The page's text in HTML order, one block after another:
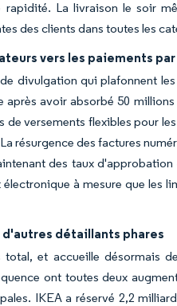
La livraison le soir
des clients dans toutes les
vers les paiements
divulgation qui plafonnent
avoir absorbé 50
versements flexibles pour
résurgence des factures
des taux d'approbation
à mesure que les
d'autres détaillants phares
et accueille désormais
ont toutes deux
IKEA a réservé 2,2